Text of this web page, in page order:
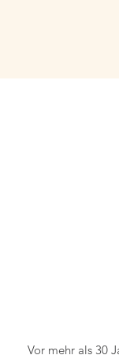
Vor mehr als 30